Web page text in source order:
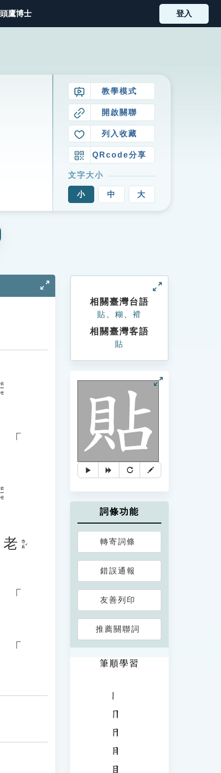
鷹博士 登入
教學模式
開啟關聯
列入收藏
QRcode分享
文字大小
小 中 大
ㄊㄧㄝ
「
ㄊㄧㄝ
老 ㄌㄠˇ
「
「
相關臺灣台語
貼 糊 褙
相關臺灣客語
貼
詞條功能
轉寄詞條
錯誤通報
友善列印
推薦關聯詞
筆順學習